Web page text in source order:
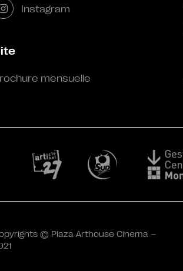
Instagram
mensuelle
© Plaza Arthouse Cinema –